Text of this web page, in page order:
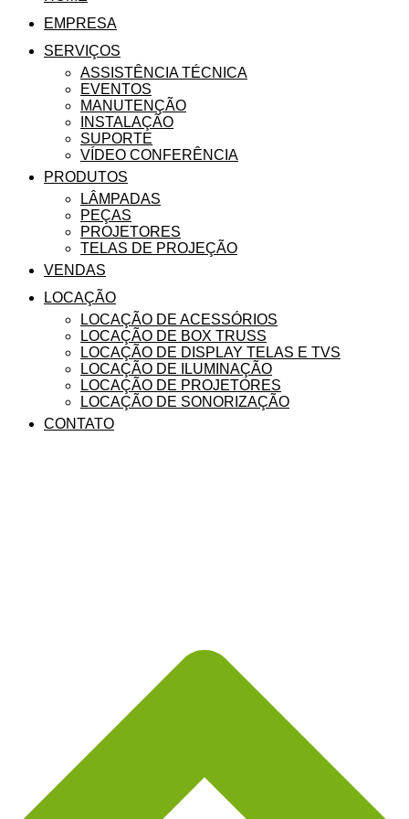
EMPRESA
SERVIÇOS
ASSISTÊNCIA TÉCNICA
EVENTOS
MANUTENÇÃO
INSTALAÇÃO
SUPORTE
VÍDEO CONFERÊNCIA
PRODUTOS
LÂMPADAS
PEÇAS
PROJETORES
TELAS DE PROJEÇÃO
VENDAS
LOCAÇÃO
LOCAÇÃO DE ACESSÓRIOS
LOCAÇÃO DE BOX TRUSS
LOCAÇÃO DE DISPLAY TELAS E TVS
LOCAÇÃO DE ILUMINAÇÃO
LOCAÇÃO DE PROJETORES
LOCAÇÃO DE SONORIZAÇÃO
CONTATO